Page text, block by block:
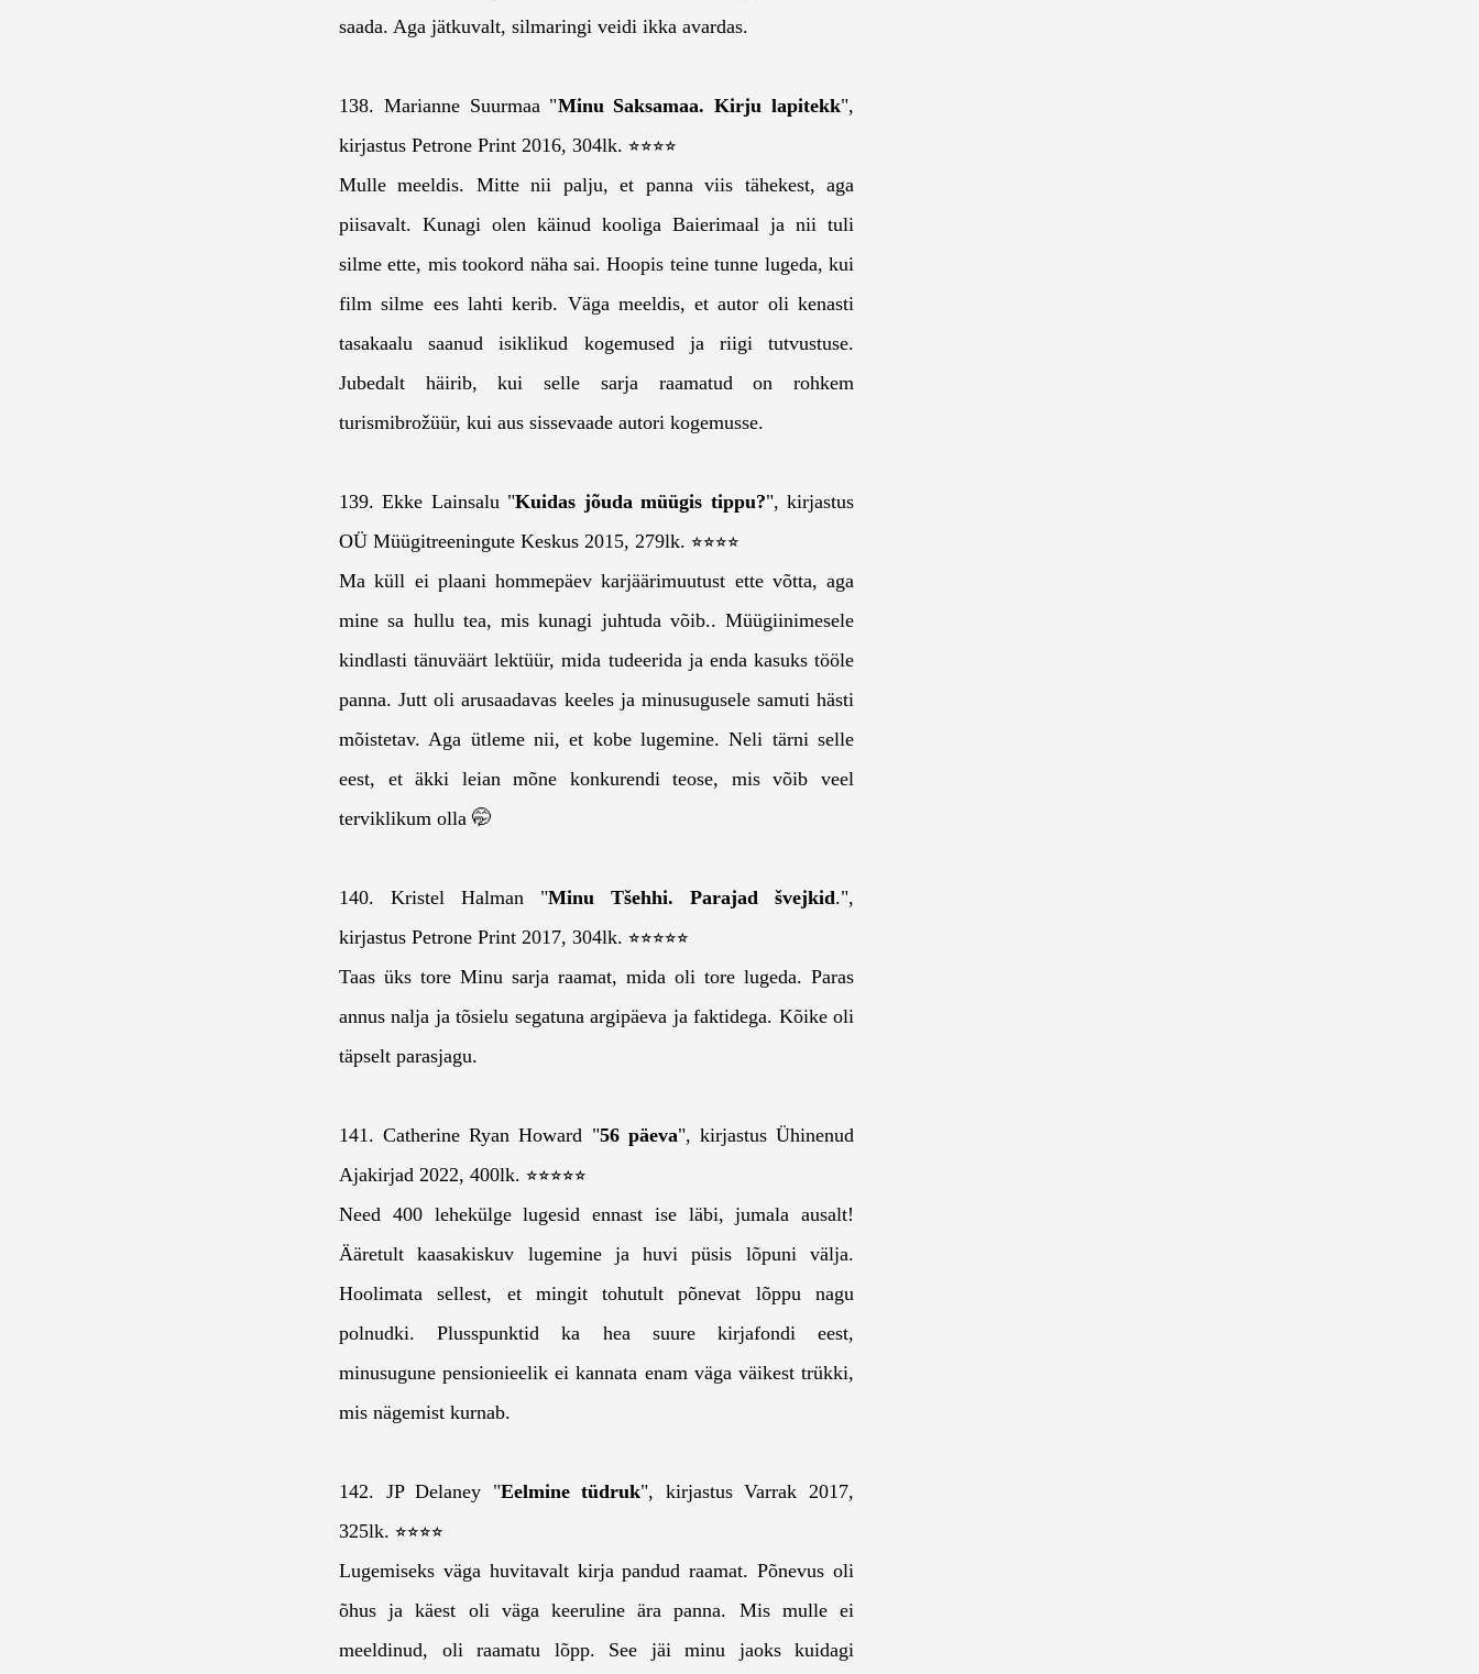
saada. Aga jätkuvalt, silmaringi veidi ikka avardas.
138. Marianne Suurmaa "Minu Saksamaa. Kirju lapitekk",
kirjastus Petrone Print 2016, 304lk. ⭐⭐⭐⭐
Mulle meeldis. Mitte nii palju, et panna viis tähekest, aga
piisavalt. Kunagi olen käinud kooliga Baierimaal ja nii tuli
silme ette, mis tookord näha sai. Hoopis teine tunne lugeda, kui
film silme ees lahti kerib. Väga meeldis, et autor oli kenasti
tasakaalu saanud isiklikud kogemused ja riigi tutvustuse.
Jubedalt häirib, kui selle sarja raamatud on rohkem
turismibrožüür, kui aus sissevaade autori kogemusse.
139. Ekke Lainsalu "Kuidas jõuda müügis tippu?", kirjastus
OÜ Müügitreeningute Keskus 2015, 279lk. ⭐⭐⭐⭐
Ma küll ei plaani hommepäev karjäärimuutust ette võtta, aga
mine sa hullu tea, mis kunagi juhtuda võib.. Müügiinimesele
kindlasti tänuväärt lektüür, mida tudeerida ja enda kasuks tööle
panna. Jutt oli arusaadavas keeles ja minusugusele samuti hästi
mõistetav. Aga ütleme nii, et kobe lugemine. Neli tärni selle
eest, et äkki leian mõne konkurendi teose, mis võib veel
terviklikum olla 🤭
140. Kristel Halman "Minu Tšehhi. Parajad švejkid.",
kirjastus Petrone Print 2017, 304lk. ⭐⭐⭐⭐⭐
Taas üks tore Minu sarja raamat, mida oli tore lugeda. Paras
annus nalja ja tõsielu segatuna argipäeva ja faktidega. Kõike oli
täpselt parasjagu.
141. Catherine Ryan Howard "56 päeva", kirjastus Ühinenud
Ajakirjad 2022, 400lk. ⭐⭐⭐⭐⭐
Need 400 lehekülge lugesid ennast ise läbi, jumala ausalt!
Ääretult kaasakiskuv lugemine ja huvi püsis lõpuni välja.
Hoolimata sellest, et mingit tohutult põnevat lõppu nagu
polnudki. Plusspunktid ka hea suure kirjafondi eest,
minusugune pensionieelik ei kannata enam väga väikest trükki,
mis nägemist kurnab.
142. JP Delaney "Eelmine tüdruk", kirjastus Varrak 2017,
325lk. ⭐⭐⭐⭐
Lugemiseks väga huvitavalt kirja pandud raamat. Põnevus oli
õhus ja käest oli väga keeruline ära panna. Mis mulle ei
meeldinud, oli raamatu lõpp. See jäi minu jaoks kuidagi